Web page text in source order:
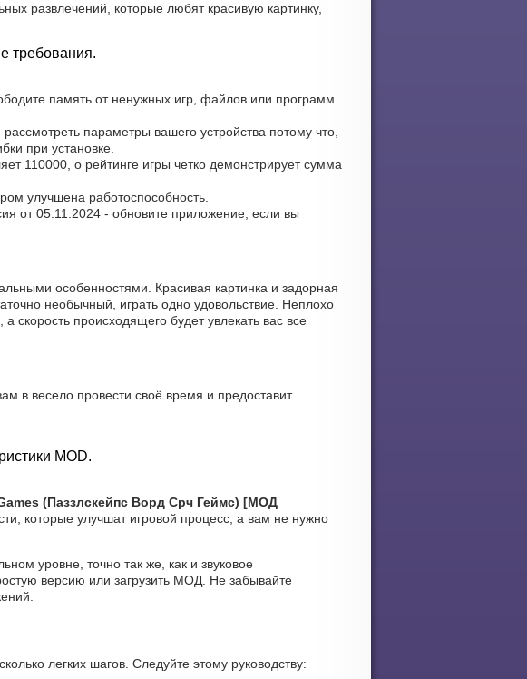
развлечений, которые любят красивую картинку,
требования.
память от ненужных игр, файлов или программ
параметры вашего устройства потому что,
при установке.
110000, о рейтинге игры четко демонстрирует сумма
улучшена работоспособность.
от 05.11.2024 - обновите приложение, если вы
особенностями. Красивая картинка и задорная
необычный, играть одно удовольствие. Неплохо
скорость происходящего будет увлекать вас все
в весело провести своё время и предоставит
MOD.
(Паззлскейпс Ворд Срч Геймс) [МОД
которые улучшат игровой процесс, а вам не нужно
уровне, точно так же, как и звуковое
версию или загрузить МОД. Не забывайте
легких шагов. Следуйте этому руководству: